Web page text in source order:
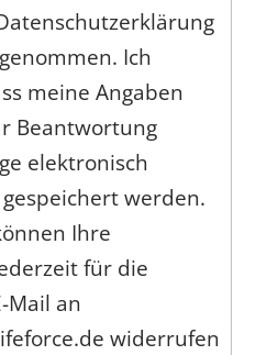
Ich
meine Angaben
Beantwortung
elektronisch
werden.
Ihre
für die
Mail an
widerrufen